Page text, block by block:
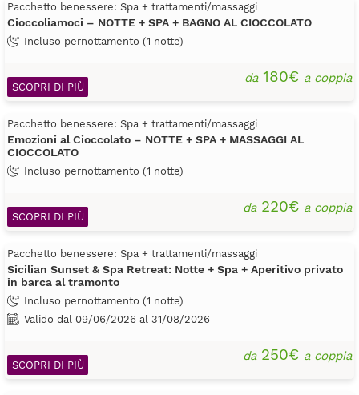
Pacchetto benessere: Spa + trattamenti/massaggi
Cioccoliamoci – NOTTE + SPA + BAGNO AL CIOCCOLATO
Incluso pernottamento (1 notte)
da180€ a coppia
SCOPRI DI PIÙ
Pacchetto benessere: Spa + trattamenti/massaggi
Emozioni al Cioccolato – NOTTE + SPA + MASSAGGI AL
CIOCCOLATO
Incluso pernottamento (1 notte)
da220€ a coppia
SCOPRI DI PIÙ
Pacchetto benessere: Spa + trattamenti/massaggi
Sicilian Sunset & Spa Retreat: Notte + Spa + Aperitivo privato
in barca al tramonto
Incluso pernottamento (1 notte)
Valido dal 09/06/2026 al 31/08/2026
da250€ a coppia
SCOPRI DI PIÙ